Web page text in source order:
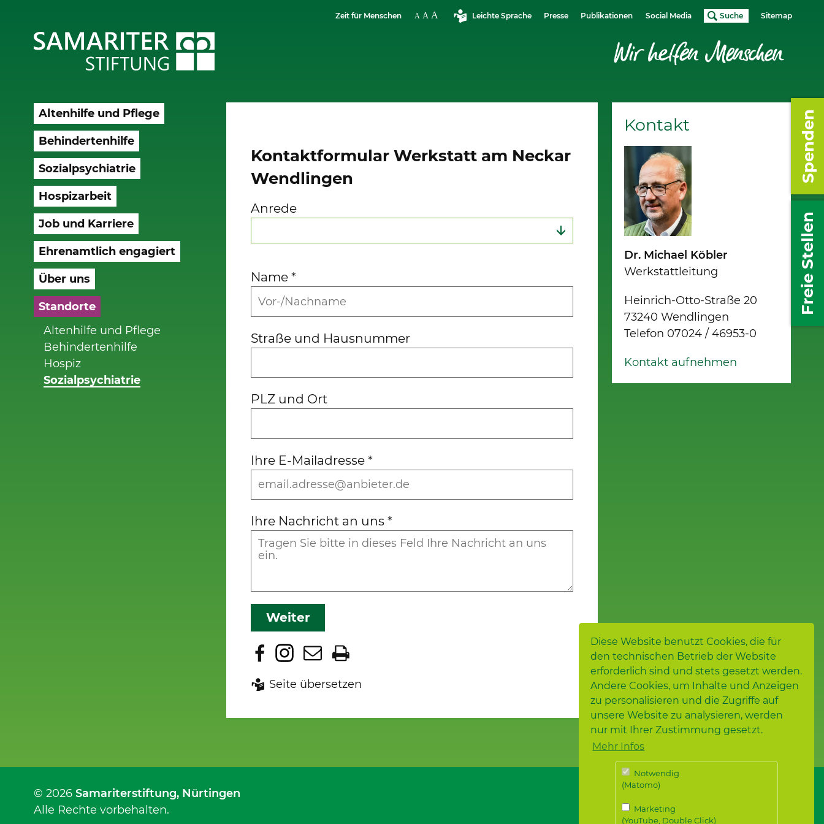
Diese Website benutzt Cookies, die für
den technischen Betrieb der Website
erforderlich sind und stets gesetzt werden.
Andere Cookies, um Inhalte und Anzeigen
zu personalisieren und die Zugriffe auf
unsere Website zu analysieren, werden
nur mit Ihrer Zustimmung gesetzt.
Mehr Infos
Notwendig
(Matomo)
Marketing
(YouTube, Double Click)
Altenhilfe und Pflege
Behindertenhilfe
Sozialpsychiatrie
Hospizarbeit
Job und Karriere
Ehrenamtlich engagiert
Über uns
Standorte
Altenhilfe und Pflege
Behindertenhilfe
Hospiz
Sozialpsychiatrie
Zeit für Menschen Leichte Sprache Presse Publikationen Social Media Suche Sitemap
Kontaktformular Werkstatt am Neckar
Wendlingen
Anrede
Name*
Straße und Hausnummer
PLZ und Ort
Ihre E-Mailadresse*
Ihre Nachricht an uns*
Weiter
Seite übersetzen
Kontakt
Dr. Michael Köbler
Werkstattleitung
Heinrich-Otto-Straße 20
73240 Wendlingen
Telefon 07024 / 46953-0
Kontakt aufnehmen
Spenden
Freie Stellen
© 2026 Samariterstiftung, Nürtingen
Alle Rechte vorbehalten.